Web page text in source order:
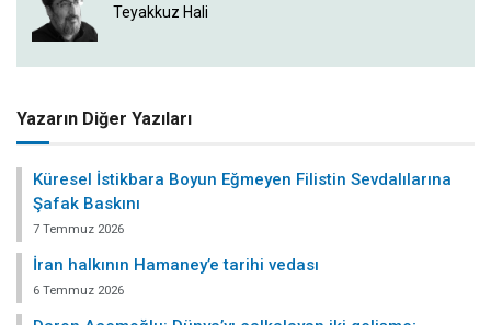
Teyakkuz Hali
Yazarın Diğer Yazıları
Küresel İstikbara Boyun Eğmeyen Filistin Sevdalılarına
Şafak Baskını
7 Temmuz 2026
İran halkının Hamaney’e tarihi vedası
6 Temmuz 2026